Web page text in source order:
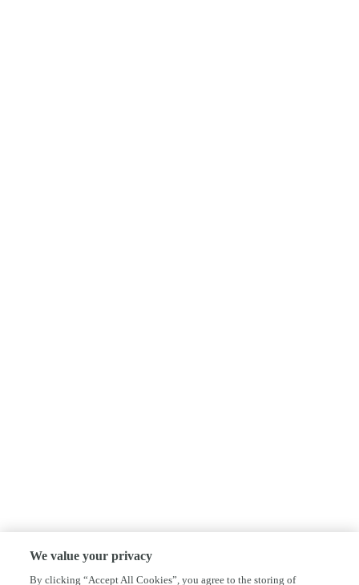
We value your privacy
By clicking “Accept All Cookies”, you agree to the storing of